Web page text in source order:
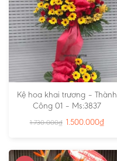
Kệ hoa khai trương – Thành
Công 01 – Ms:3837
1.730.000₫ 1.500.000₫